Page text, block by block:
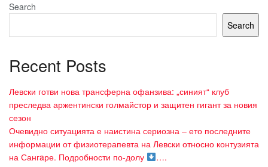
Search
Search
Recent Posts
Левски готви нова трансферна офанзива: „синият“ клуб
преследва аржентински голмайстор и защитен гигант за новия
сезон
Очевидно ситуацията е наистина сериозна – ето последните
информации от физиотерапевта на Левски относно контузията
на Сангaре. Подробности по-долу
….